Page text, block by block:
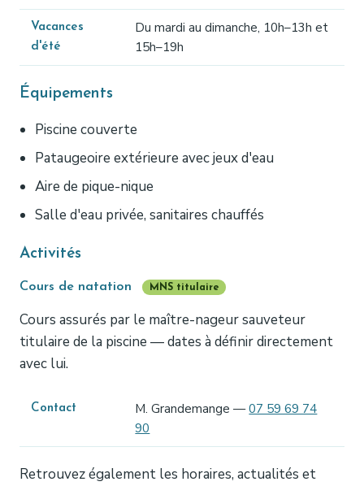
Vacances
d'été
Du mardi au dimanche, 10h–13h et
15h–19h
Équipements
Piscine couverte
Pataugeoire extérieure avec jeux d'eau
Aire de pique-nique
Salle d'eau privée, sanitaires chauffés
Activités
Cours de natation MNS titulaire
Cours assurés par le maître-nageur sauveteur
titulaire de la piscine — dates à définir directement
avec lui.
Contact M. Grandemange —07 59 69 74
90
Retrouvez également les horaires, actualités et